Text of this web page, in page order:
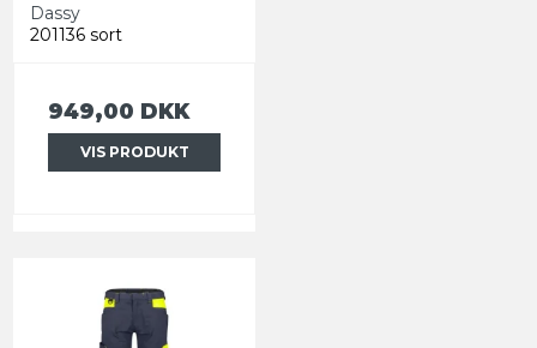
Dassy
201136 sort
949,00 DKK
VIS PRODUKT